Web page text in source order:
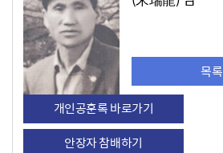
개인공훈록 바로가기
안장자 참배하기
목록